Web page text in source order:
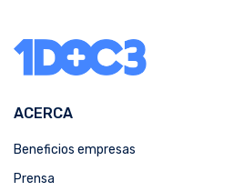
ACERCA
Beneficios empresas
Prensa